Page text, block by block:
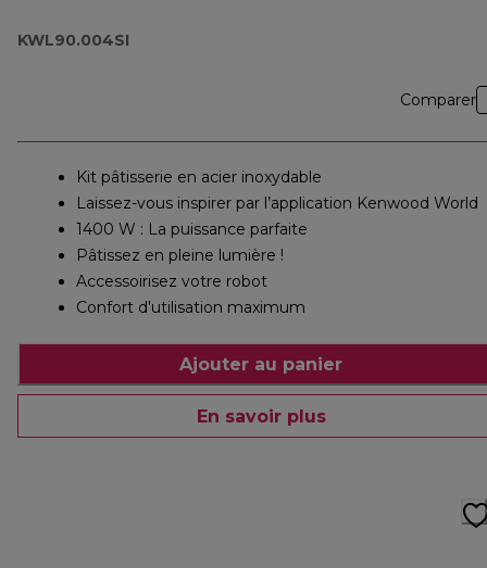
KWL90.004SI
Comparer
Kit pâtisserie en acier inoxydable
Laissez-vous inspirer par l’application Kenwood World
1400 W : La puissance parfaite
Pâtissez en pleine lumière !
Accessoirisez votre robot
Confort d'utilisation maximum
Ajouter au panier
En savoir plus